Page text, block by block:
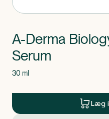
A-Derma
Serum
30 ml
Læg